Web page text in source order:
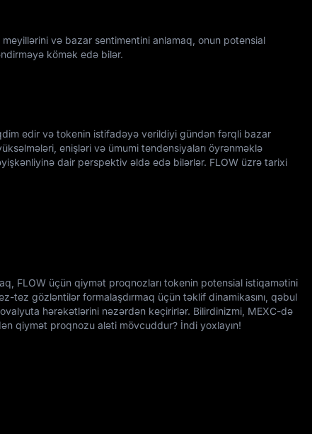
və bazar sentimentini anlamaq, onun potensial
kömək edə bilər.
edir və tokenin istifadəyə verildiyi gündən fərqli bazar
enişləri və ümumi tendensiyaları öyrənməklə
dair perspektiv əldə edə bilərlər. FLOW üzrə tarixi
FLOW üçün qiymət proqnozları tokenin potensial istiqamətini
tez gözləntilər formalaşdırmaq üçün təklif dinamikasını, qəbul
hərəkətlərini nəzərdən keçirirlər. Bilirdinizmi, MEXC-də
qiymət proqnozu aləti mövcuddur? İndi yoxlayın!